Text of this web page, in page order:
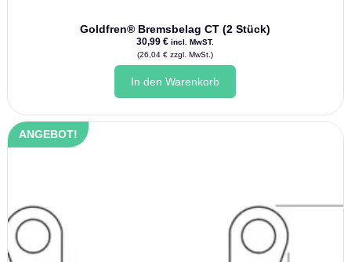
Goldfren® Bremsbelag CT (2 Stück)
30,99€ incl. MwST.
(26,04€ zzgl. MwSt.)
In den Warenkorb
ANGEBOT!